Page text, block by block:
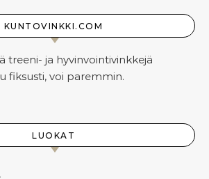
KUNTOVINKKI.COM
treeni- ja hyvinvointivinkkejä
fiksusti, voi paremmin.
LUOKAT